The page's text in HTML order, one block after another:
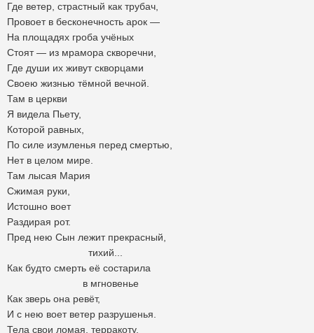
Где ветер, страстный как трубач,
Провоет в бесконечность арок —
На площадях гроба учёных
Стоят — из мрамора скворечни,
Где души их живут скворцами
Своею жизнью тёмной вечной.
Там в церкви
Я видела Пьету,
Которой равных,
По силе изумленья перед смертью,
Нет в целом мире.
Там лысая Мария
Сжимая руки,
Истошно воет
Раздирая рот.
Пред нею Сын лежит прекрасный,
тихий...
Как будто смерть её состарила
в мгновенье
Как зверь она ревёт,
И с нею воет ветер разрушенья.
Тела свои ломая, терракоту,